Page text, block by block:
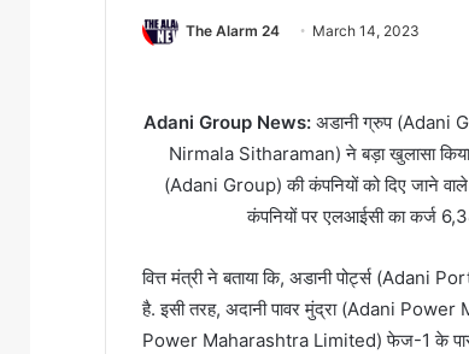
The Alarm 24 March 14, 2023
Adani Group News: अडानी ग्रुप (Adani
Nirmala Sitharaman) ने बड़ा खुलासा किया
(Adani Group) की कंपनियों को दिए जाने
कंपनियों पर एलआईसी का कर्ज
वित्त मंत्री ने बताया कि, अडानी पोर्ट्स (Adani
है. इसी तरह, अदानी पावर मुंद्रा (Adani Power
Power Maharashtra Limited) फेज-1 के पास